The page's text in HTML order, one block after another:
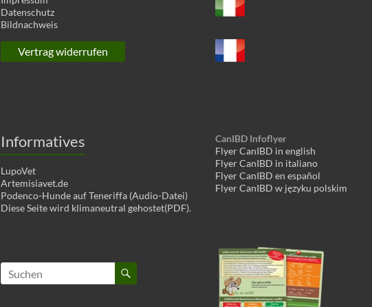
Datenschutz
Bildnachweis
Vertrag widerrufen
Informatives
LupoVet
Artemisiavet.de
Podenco-Hunde auf Teneriffa (Audio-Datei)
Diese Seite wird klimaneutral gehostet(PDF).
CanIBD Infoflyer
Flyer CanIBD in english
Flyer CanIBD in italiano
Flyer CanIBD en español
Flyer CanIBD w języku polskim